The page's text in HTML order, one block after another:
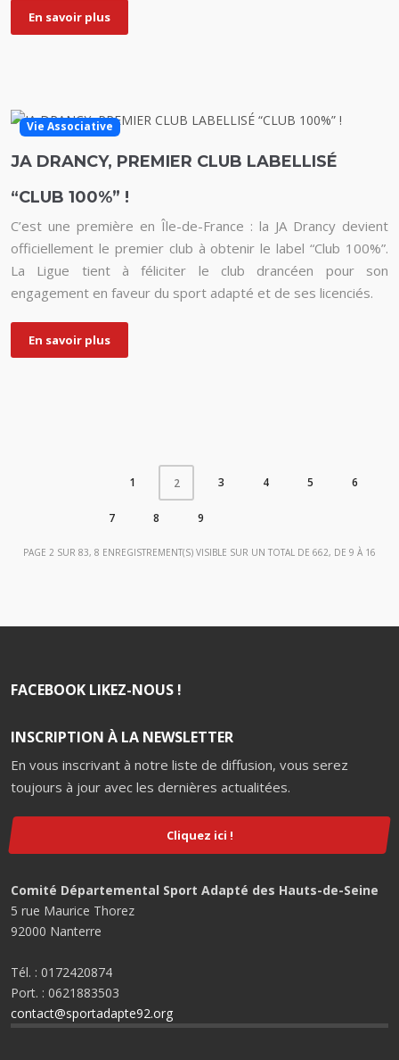
En savoir plus
Vie Associative
JA DRANCY, PREMIER CLUB LABELLISÉ
“CLUB 100%” !
C’est une première en Île-de-France : la JA Drancy devient
officiellement le premier club à obtenir le label “Club 100%”.
La Ligue tient à féliciter le club drancéen pour son
engagement en faveur du sport adapté et de ses licenciés.
En savoir plus
1 2 3 4 5 6
7 8 9
PAGE 2 SUR 83, 8 ENREGISTREMENT(S) VISIBLE SUR UN TOTAL DE 662, DE 9 À 16
FACEBOOK LIKEZ-NOUS !
INSCRIPTION À LA NEWSLETTER
En vous inscrivant à notre liste de diffusion, vous serez
toujours à jour avec les dernières actualitées.
Cliquez ici !
Comité Départemental Sport Adapté des Hauts-de-Seine
5 rue Maurice Thorez
92000 Nanterre
Tél. : 0172420874
Port. : 0621883503
contact@sportadapte92.org